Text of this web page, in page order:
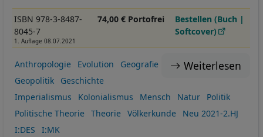
ISBN 978-3-8487-
8045-7
1. Auflage 08.07.2021
74,00 € Portofrei
Bestellen (Buch |
Softcover)
Weiterlesen
Anthropologie Evolution
Geografie
Geopolitik
Geschichte
Imperialismus
Kolonialismus Mensch Natur
Politik
Politische Theorie
Theorie Völkerkunde
Neu 2021-2.HJ
I:DES
I:MK